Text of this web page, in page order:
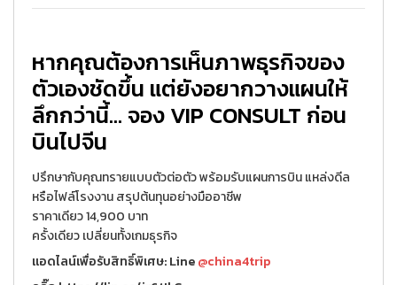
หากคุณต้องการเห็นภาพธุรกิจของ
ตัวเองชัดขึ้น แต่ยังอยากวางแผนให้
ลึกกว่านี้... จอง VIP CONSULT ก่อน
บินไปจีน
ปรึกษากับคุณทรายแบบตัวต่อตัว พร้อมรับแผนการบิน แหล่งดีล
หรือไฟล์โรงงาน สรุปต้นทุนอย่างมืออาชีพ
ราคาเดียว 14,900 บาท
ครั้งเดียว เปลี่ยนทั้งเกมธุรกิจ
แอดไลน์เพื่อรับสิทธิ์พิเศษ: Line@china4trip